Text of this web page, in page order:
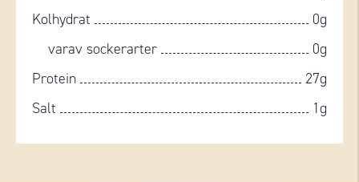
Kolhydrat
0g
varav sockerarter
0g
Protein
27g
Salt
1g